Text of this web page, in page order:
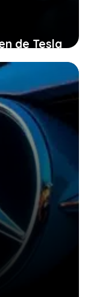
de Tesla
tout